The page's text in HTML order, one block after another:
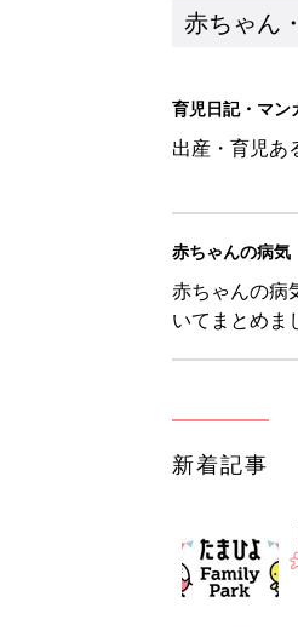
赤ちゃん
育児日記・マン
出産・育児あ
赤ちゃんの病気
赤ちゃんの病
いてまとめま
新着記事